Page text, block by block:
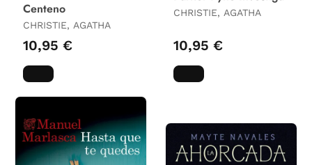
Centeno
CHRISTIE, AGATHA
10,95 €
CHRISTIE, AGATHA
10,95 €